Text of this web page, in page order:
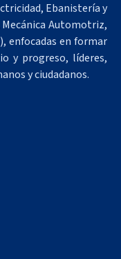
Ebanistería y
Mecánica Automotriz,
enfocadas en formar
y progreso, líderes,
y ciudadanos.